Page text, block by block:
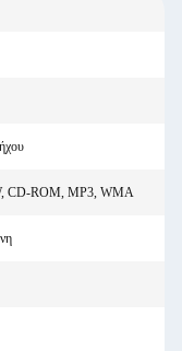
CD-ROM, MP3, WMA